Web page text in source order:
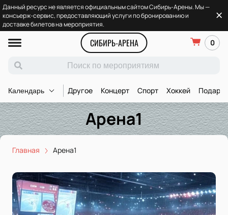
Данный ресурс не является официальным сайтом Сибирь-Арены. Мы —
консьерж-сервис, предоставляющий услуги по бронированию и
доставке билетов на мероприятия.
СИБИРЬ-АРЕНА 0
Календарь Другое Концерт Спорт Хоккей
Арена1
Главная Арена1